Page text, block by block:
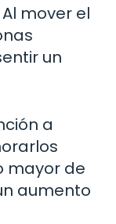
Al mover el
un
a
mayor de
aumento